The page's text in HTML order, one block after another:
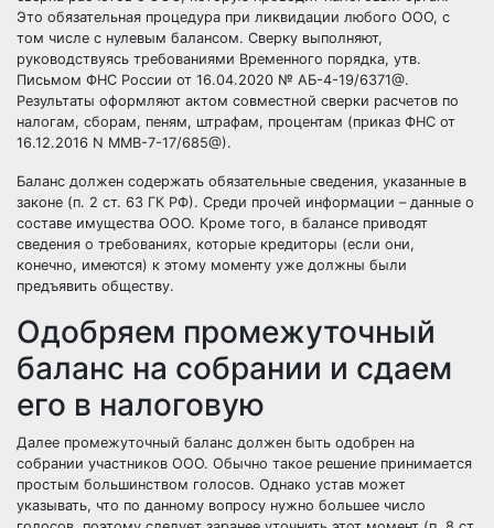
Это обязательная процедура при ликвидации любого ООО, с
том числе с нулевым балансом. Сверку выполняют,
руководствуясь требованиями Временного порядка, утв.
Письмом ФНС России от 16.04.2020 № АБ-4-19/6371@.
Результаты оформляют актом совместной сверки расчетов по
налогам, сборам, пеням, штрафам, процентам (приказ ФНС от
16.12.2016 N ММВ-7-17/685@).
Баланс должен содержать обязательные сведения, указанные в
законе (п. 2 ст. 63 ГК РФ). Среди прочей информации – данные о
составе имущества ООО. Кроме того, в балансе приводят
сведения о требованиях, которые кредиторы (если они,
конечно, имеются) к этому моменту уже должны были
предъявить обществу.
Одобряем промежуточный
баланс на собрании и сдаем
его в налоговую
Далее промежуточный баланс должен быть одобрен на
собрании участников ООО. Обычно такое решение принимается
простым большинством голосов. Однако устав может
указывать, что по данному вопросу нужно большее число